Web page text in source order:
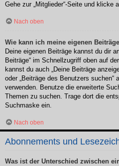
Gehe zur „Mitglieder“-Seite und klicke
Nach oben
Wie kann ich meine eigenen
Deine eigenen Beiträge kannst du dir
Beiträge“ im Schnellzugriff oben auf
kannst du auch „Deine Beiträge
oder „Beiträge des Benutzers suchen“
verwenden. Benutze die erweiterte
Themen zu suchen. Trage dort die
Suchmaske ein.
Nach oben
Abonnements und
Was ist der Unterschied zwischen